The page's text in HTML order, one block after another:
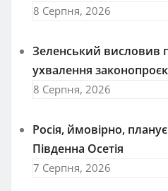
8 Серпня, 2026
Зеленський висловив
ухвалення
8 Серпня, 2026
Росія, ймовірно,
Південна Осетія
7 Серпня, 2026